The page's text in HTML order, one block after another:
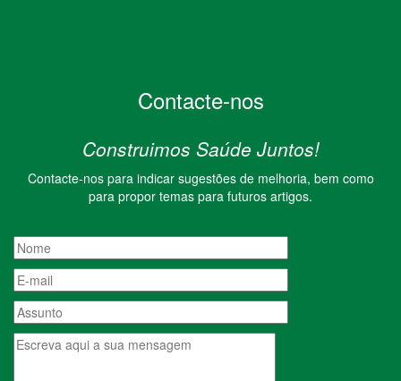
Contacte-nos
Construimos Saúde Juntos!
Contacte-nos para indicar sugestões de melhoria, bem como
para propor temas para futuros artigos.